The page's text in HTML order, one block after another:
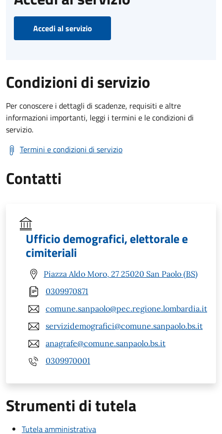
Accedi al servizio
Condizioni di servizio
Per conoscere i dettagli di scadenze, requisiti e altre
informazioni importanti, leggi i termini e le condizioni di
servizio.
Termini e condizioni di servizio
Contatti
Ufficio demografici, elettorale e
cimiteriali
Piazza Aldo Moro, 27 25020 San Paolo (BS)
0309970871
comune.sanpaolo@pec.regione.lombardia.it
servizidemografici@comune.sanpaolo.bs.it
anagrafe@comune.sanpaolo.bs.it
0309970001
Strumenti di tutela
Tutela amministrativa